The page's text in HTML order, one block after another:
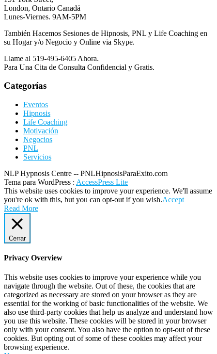
London, Ontario Canadá
Lunes-Viernes. 9AM-5PM
También Hacemos Sesiones de Hipnosis, PNL y Life Coaching en
su Hogar y/o Negocio y Online via Skype.
Llame al 519-495-6405 Ahora.
Para Una Cita de Consulta Confidencial y Gratis.
Categorías
Eventos
Hipnosis
Life Coaching
Motivación
Negocios
PNL
Servicios
NLP Hypnosis Centre -- PNLHipnosisParaExito.com
Tema para WordPress : AccessPress Lite
This website uses cookies to improve your experience. We'll assume
you're ok with this, but you can opt-out if you wish.Accept
Read More
Cerrar
Privacy Overview
This website uses cookies to improve your experience while you
navigate through the website. Out of these, the cookies that are
categorized as necessary are stored on your browser as they are
essential for the working of basic functionalities of the website. We
also use third-party cookies that help us analyze and understand how
you use this website. These cookies will be stored in your browser
only with your consent. You also have the option to opt-out of these
cookies. But opting out of some of these cookies may affect your
browsing experience.